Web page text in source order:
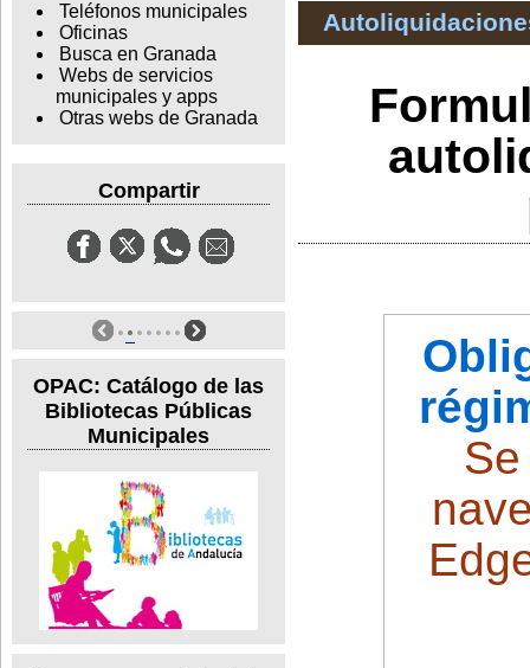
Teléfonos municipales
Oficinas
Busca en Granada
Webs de servicios
municipales y apps
Otras webs de Granada
Compartir
OPAC: Catálogo de las
Bibliotecas Públicas
Municipales